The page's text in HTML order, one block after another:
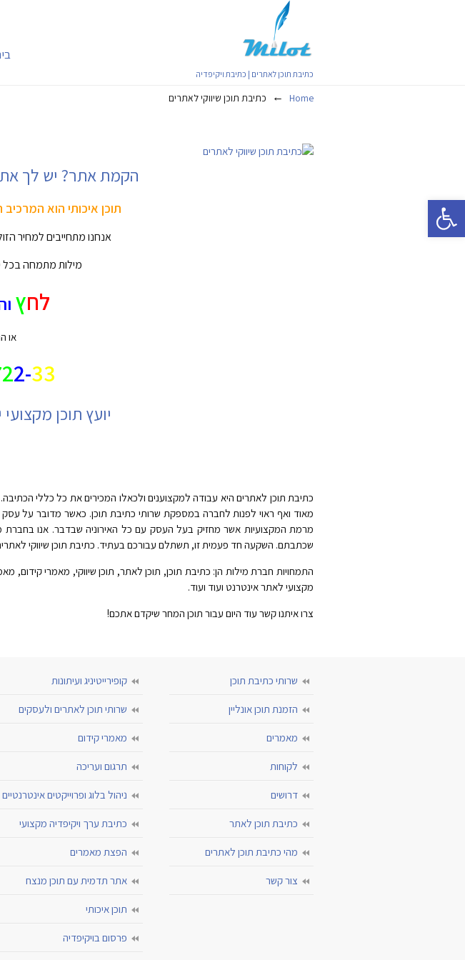
פתח סרגל נגישות
כתיבת תוכן לאתרים | כתיבת ויקיפדיה
Home
← כתיבת תוכן שיווקי לאתרים
הקמת אתר? יש לך
תוכן איכותי הוא
אנחנו מתחייבים למחיר
מילות מתמחה בכל
לחץ ו
או
2-33
יועץ תוכן
כתיבת תוכן לאתרים היא עבודה למקצוענים ולכאלו המכירים את כל כללי
מאוד ואף ראוי לפנות לחברה במספקת שרותי כתיבת תוכן. כאשר מדובר על
מרמת המקצועיות אשר מחזיק בעל העסק עם כל האירוניה שבדבר. אנו בחברת
שכתבתם. השקעה חד פעמית זו, תשתלם עבורכם בעתיד. כתיבת תוכן שיווקי
התמחויות חברת מילות הן: כתיבת תוכן, תוכן לאתר, תוכן שיווקי, מאמרי קידום,
מקצועי לאתר אינטרנט ועוד ועוד.
צרו איתנו קשר עוד היום עבור תוכן המחר שיקדם אתכם!
שרותי כתיבת תוכן
הזמנת תוכן אונליין
מאמרים
לקוחות
דרושים
כתיבת תוכן לאתר
מהי כתיבת תוכן לאתרים
צור קשר
קופירייטיניג ועיתונות
שרותי תוכן לאתרים ולעסקים
מאמרי קידום
תרגום ועריכה
ניהול בלוג ופרוייקטים אינטרנטיים
כתיבת ערך ויקיפדיה מקצועי
הפצת מאמרים
אתר תדמית עם תוכן מנצח
תוכן איכותי
פרסום בויקיפדיה